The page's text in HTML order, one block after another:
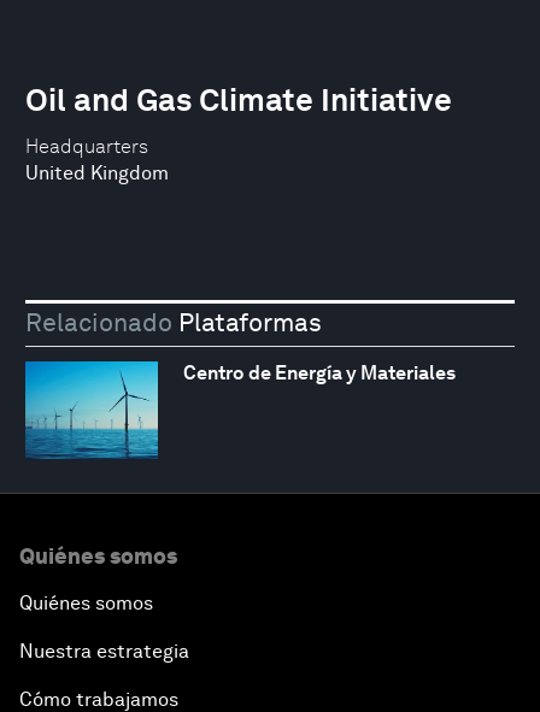
Headquarters
United Kingdom
Oil and Gas Climate Initiative
Relacionado Plataformas
Centro de Energía y Materiales
Quiénes somos
Quiénes somos
Nuestra estrategia
Cómo trabajamos